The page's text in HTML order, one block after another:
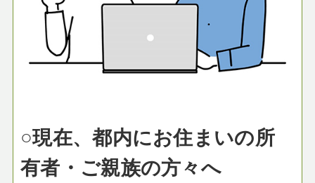
○現在、都内にお住まいの所
有者・ご親族の方々へ